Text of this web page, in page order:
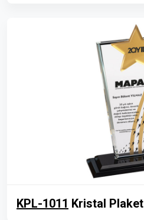
KPL-1011 Kristal Plaket